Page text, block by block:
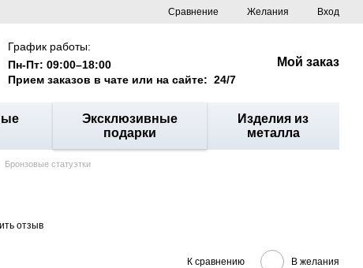
Сравнение Желания Вход
График работы:
Пн-Пт: 09:00–18:00
Прием заказов в чате или на сайте: 24/7
Мой заказ
Эксклюзивные
подарки
Изделия из
металла
Бронзовые статуэтки
отзыв
К сравнению В желания